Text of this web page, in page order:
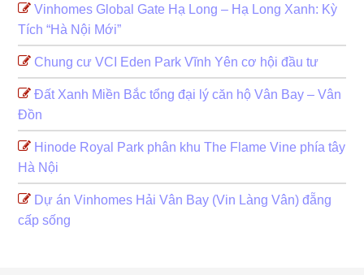
Vinhomes Global Gate Hạ Long – Hạ Long Xanh: Kỳ
Tích “Hà Nội Mới”
Chung cư VCI Eden Park Vĩnh Yên cơ hội đầu tư
Đất Xanh Miền Bắc tổng đại lý căn hộ Vân Bay – Vân
Đồn
Hinode Royal Park phân khu The Flame Vine phía tây
Hà Nội
Dự án Vinhomes Hải Vân Bay (Vin Làng Vân) đẵng
cấp sống